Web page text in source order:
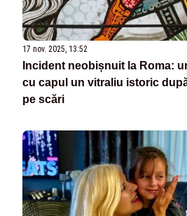
17 nov. 2025, 13:52
Incident neobișnuit la Roma:
cu capul un vitraliu istoric
pe scări